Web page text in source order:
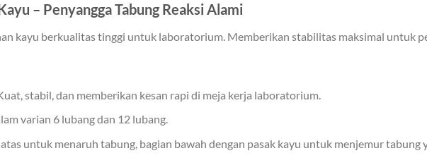
– Penyangga Tabung Reaksi Alami
kayu berkualitas tinggi untuk laboratorium. Memberikan stabilitas maksimal untuk
stabil, dan memberikan kesan rapi di meja kerja laboratorium.
varian 6 lubang dan 12 lubang.
untuk menaruh tabung, bagian bawah dengan pasak kayu untuk menjemur tabung